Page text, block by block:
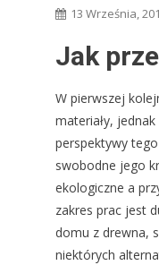
13 Września,
Jak
W pierwszej
materiały,
perspektywy
swobodne jego
ekologiczne a
zakres prac jest
domu z drewna,
niektórych